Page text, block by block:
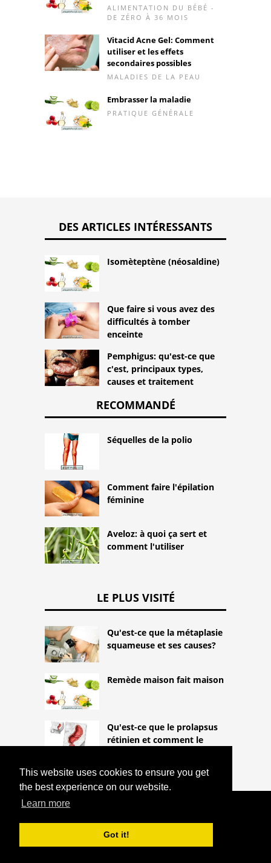
This website uses cookies to ensure you get
the best experience on our website.
Learn more
Got it!
ALIMENTATION DU BÉBÉ -
DE ZÉRO À 36 MOIS
Vitacid Acne Gel: Comment
utiliser et les effets
secondaires possibles
MALADIES DE LA PEAU
Embrasser la maladie
PRATIQUE GÉNÉRALE
DES ARTICLES INTÉRESSANTS
Isomèteptène (néosaldine)
Que faire si vous avez des
difficultés à tomber
enceinte
Pemphigus: qu'est-ce que
c'est, principaux types,
causes et traitement
RECOMMANDÉ
Séquelles de la polio
Comment faire l'épilation
féminine
Aveloz: à quoi ça sert et
comment l'utiliser
LE PLUS VISITÉ
Qu'est-ce que la métaplasie
squameuse et ses causes?
Remède maison fait maison
Qu'est-ce que le prolapsus
rétinien et comment le
HTTPS://THELIGHTLIFEBLOG.COM
SAVOIR CE QUE LES REMÈDES CONTRE